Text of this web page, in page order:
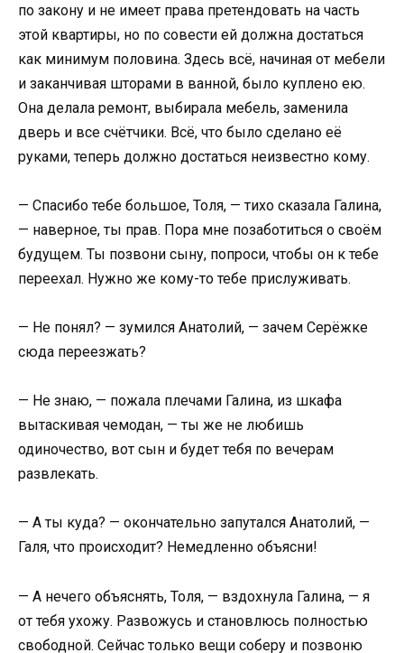
по закону и не имеет права претендовать на часть
этой квартиры, но по совести ей должна достаться
как минимум половина. Здесь всё, начиная от мебели
и заканчивая шторами в ванной, было куплено ею.
Она делала ремонт, выбирала мебель, заменила
дверь и все счётчики. Всё, что было сделано её
руками, теперь должно достаться неизвестно кому.
— Спасибо тебе большое, Толя, — тихо сказала Галина,
— наверное, ты прав. Пора мне позаботиться о своём
будущем. Ты позвони сыну, попроси, чтобы он к тебе
переехал. Нужно же кому-то тебе прислуживать.
— Не понял? — зумился Анатолий, — зачем Серёжке
сюда переезжать?
— Не знаю, — пожала плечами Галина, из шкафа
вытаскивая чемодан, — ты же не любишь
одиночество, вот сын и будет тебя по вечерам
развлекать.
— А ты куда? — окончательно запутался Анатолий, —
Галя, что происходит? Немедленно объясни!
— А нечего объяснять, Толя, — вздохнула Галина, — я
от тебя ухожу. Развожусь и становлюсь полностью
свободной. Сейчас только вещи соберу и позвоню